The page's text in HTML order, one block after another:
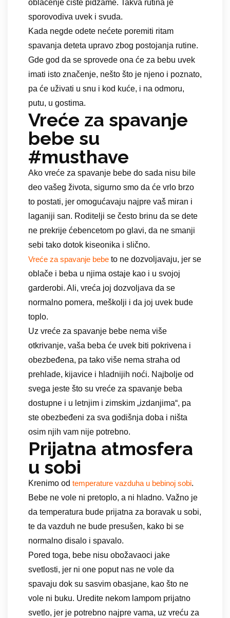
oblačenje čiste pidžame. Takva rutina je
sporovodiva uvek i svuda.
Kada negde odete nećete poremiti ritam
spavanja deteta upravo zbog postojanja rutine.
Gde god da se sprovede ona će za bebu uvek
imati isto značenje, nešto što je njeno i poznato,
pa će uživati u snu i kod kuće, i na odmoru,
putu, u gostima.
Vreće za spavanje
bebe su
#musthave
Ako vreće za spavanje bebe do sada nisu bile
deo vašeg života, sigurno smo da će vrlo brzo
to postati, jer omogućavaju najpre vaš miran i
laganiji san. Roditelji se često brinu da se dete
ne prekrije ćebencetom po glavi, da ne smanji
sebi tako dotok kiseonika i slično.
Vreće za spavanje bebe to ne dozvoljavaju, jer se
oblače i beba u njima ostaje kao i u svojoj
garderobi. Ali, vreća joj dozvoljava da se
normalno pomera, meškolji i da joj uvek bude
toplo.
Uz vreće za spavanje bebe nema više
otkrivanje, vaša beba će uvek biti pokrivena i
obezbeđena, pa tako više nema straha od
prehlade, kijavice i hladnijih noći. Najbolje od
svega jeste što su vreće za spavanje beba
dostupne i u letnjim i zimskim „izdanjima“, pa
ste obezbeđeni za sva godišnja doba i ništa
osim njih vam nije potrebno.
Prijatna atmosfera
u sobi
Krenimo od temperature vazduha u bebinoj sobi.
Bebe ne vole ni pretoplo, a ni hladno. Važno je
da temperatura bude prijatna za boravak u sobi,
te da vazduh ne bude presušen, kako bi se
normalno disalo i spavalo.
Pored toga, bebe nisu obožavaoci jake
svetlosti, jer ni one poput nas ne vole da
spavaju dok su sasvim obasjane, kao što ne
vole ni buku. Uredite nekom lampom prijatno
svetlo, jer je potrebno najpre vama, uz vreću za